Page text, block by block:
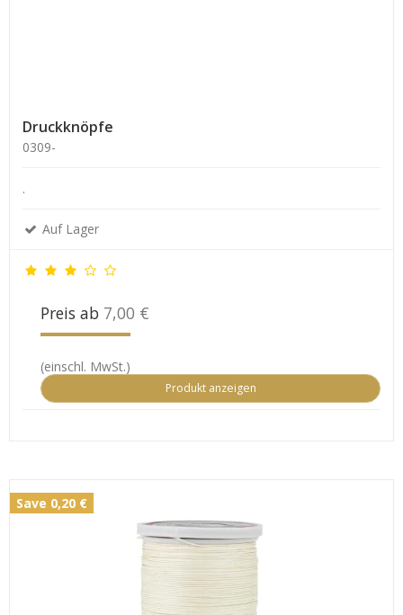
Druckknöpfe
0309-
.
Auf Lager
Preis ab 7,00 €
(einschl. MwSt.)
Produkt anzeigen
Save 0,20 €